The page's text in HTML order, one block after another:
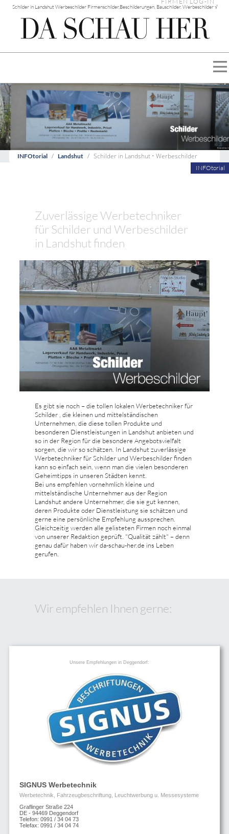
Schilder in Landshut Werbeschilder Firmenschilder,Beschilderungen, Bauschilder, Werbeschilder √
INFOtorial Landshut
Schilder in Landshut • Werbeschilder
INFOtorial
Zuverlässige Werbetechniker
für Schilder und Werbeschilder
in Landshut finden
Es gibt sie noch – die tollen lokalen Werbetechniker für
Schilder , die kleinen und mittelständischen
Unternehmen, die diese tollen Produkte und
besonderen Dienstleistungen in Landshut anbieten und
so in der Region für die besondere Angebotsvielfalt
sorgen, die wir so schätzen. In Landshut zuverlässige
Werbetechniker für Schilder und Werbeschilder finden
kann so einfach sein, wenn man die vielen besonderen
Geheimtipps in unseren Städten kennt.
Bei uns empfehlen vornehmlich kleine und
mittelständische Unternehmer aus der Region
Landshut andere Unternehmer, die sie gut kennen,
deren Produkte oder Dienstleistung sie schätzen und
gerne eine persönliche Empfehlung aussprechen.
Gleichzeitig werden alle gelisteten Firmen noch einmal
von unserer Redaktion geprüft. "Qualität zählt" – denn
genau dafür haben wir da-schau-her.de ins Leben
gerufen.
Wir empfehlen Ihnen gerne:
Unsere Empfehlungen in Deggendorf:
SIGNUS Werbetechnik
Werbetechnik, Fahrzeugbeschriftung, Leuchtwerbung u. Messesysteme
Graflinger Straße 224
DE - 94469 Deggendorf
Telefon: 0991 / 34 04 73
Telefax: 0991 / 34 04 74